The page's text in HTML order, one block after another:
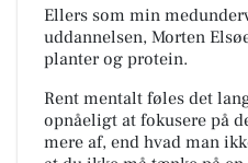
Ellers som min
uddannelsen, Morten
planter og protein.
Rent mentalt føles det
opnåeligt at fokusere på
mere af, end hvad man